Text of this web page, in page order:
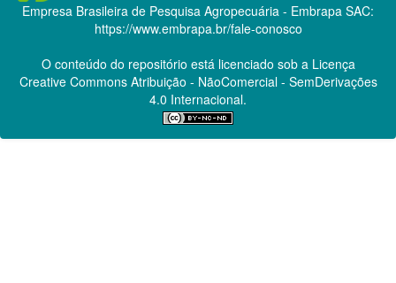
Empresa Brasileira de Pesquisa Agropecuária - Embrapa SAC:
https://www.embrapa.br/fale-conosco
O conteúdo do repositório está licenciado sob a Licença
Creative CommonsAtribuição - NãoComercial - SemDerivações
4.0 Internacional.